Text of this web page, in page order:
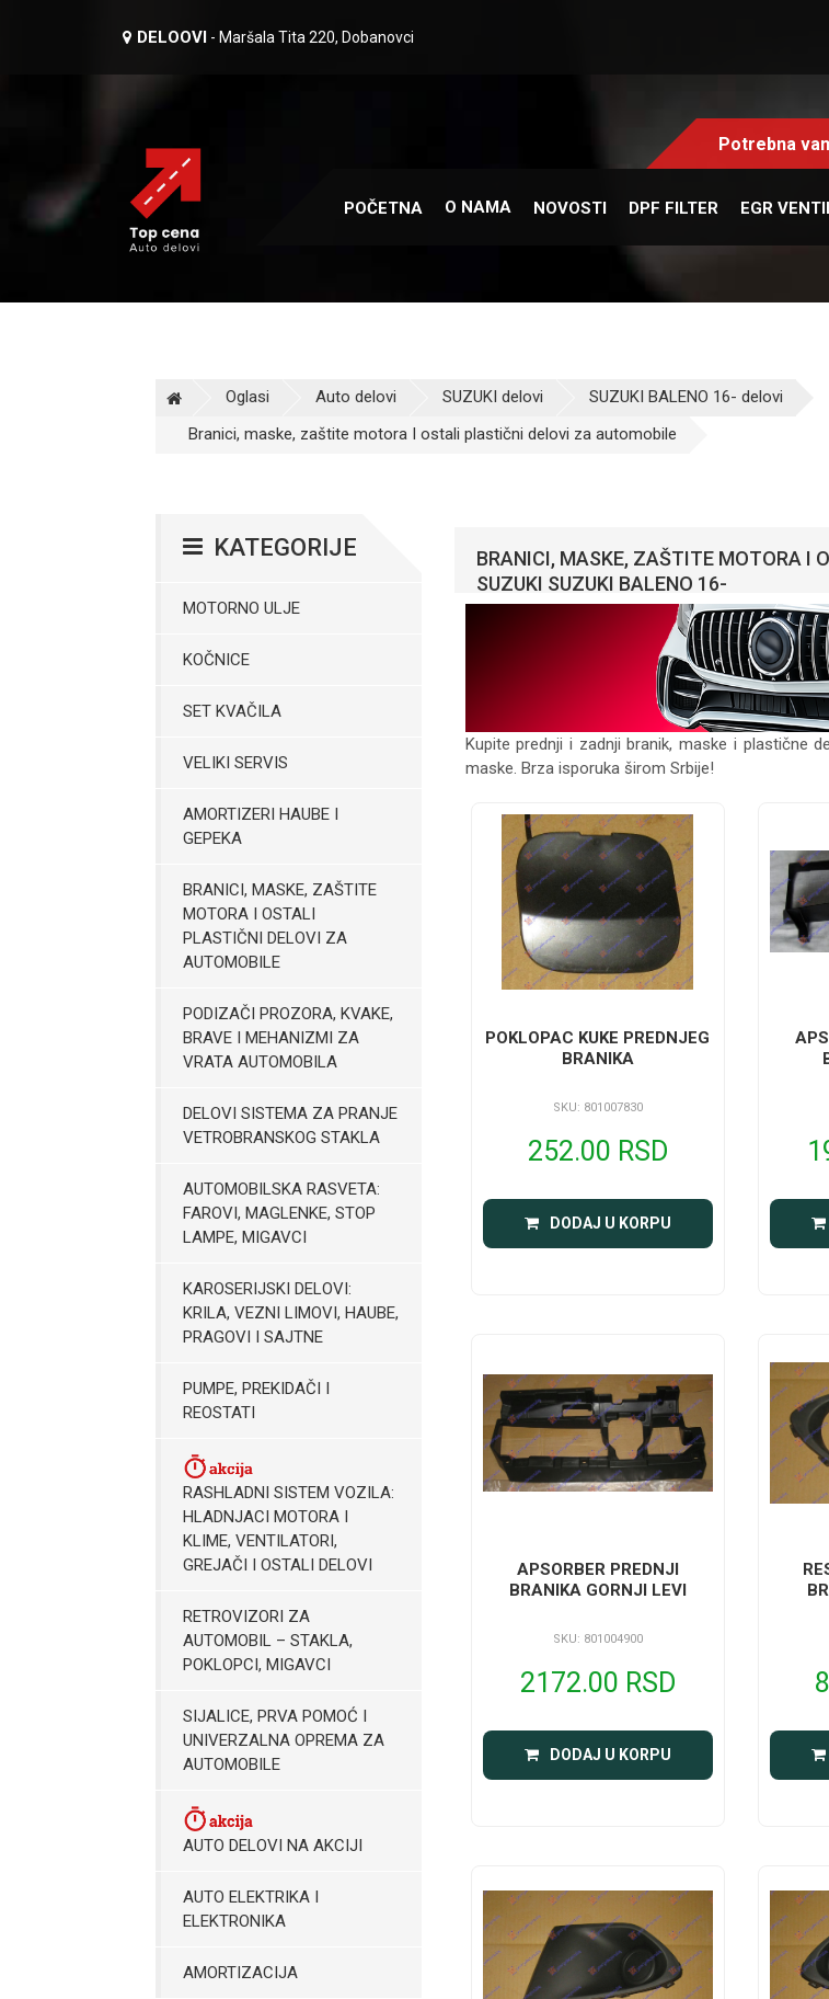
DELOOVI - Maršala Tita 220, Dobanovci
Potrebna
POČETNA O NAMA NOVOSTI DPF FILTER EGR
Oglasi Auto delovi SUZUKI delovi
SUZUKI BALENO 16- delovi
Branici, maske, zaštite motora I ostali plastični delovi za automobile
KATEGORIJE
MOTORNO ULJE
KOČNICE
SET KVAČILA
VELIKI SERVIS
AMORTIZERI HAUBE I
GEPEKA
BRANICI, MASKE, ZAŠTITE
MOTORA I OSTALI
PLASTIČNI DELOVI ZA
AUTOMOBILE
PODIZAČI PROZORA, KVAKE,
BRAVE I MEHANIZMI ZA
VRATA AUTOMOBILA
DELOVI SISTEMA ZA PRANJE
VETROBRANSKOG STAKLA
AUTOMOBILSKA RASVETA:
FAROVI, MAGLENKE, STOP
LAMPE, MIGAVCI
KAROSERIJSKI DELOVI:
KRILA, VEZNI LIMOVI, HAUBE,
PRAGOVI I SAJTNE
PUMPE, PREKIDAČI I
REOSTATI
RASHLADNI SISTEM VOZILA:
HLADNJACI MOTORA I
KLIME, VENTILATORI,
GREJAČI I OSTALI DELOVI
RETROVIZORI ZA
AUTOMOBIL – STAKLA,
POKLOPCI, MIGAVCI
SIJALICE, PRVA POMOĆ I
UNIVERZALNA OPREMA ZA
AUTOMOBILE
AUTO DELOVI NA AKCIJI
AUTO ELEKTRIKA I
ELEKTRONIKA
AMORTIZACIJA
BRANICI, MASKE, ZAŠTITE MOTORA I
SUZUKI SUZUKI BALENO 16-
Kupite prednji i zadnji branik, maske i plastične
maske. Brza isporuka širom Srbije!
POKLOPAC KUKE PREDNJEG
BRANIKA
SKU: 801007830
252.00 RSD
DODAJ U KORPU
APSORBER PREDNJI
BRANIKA GORNJI LEVI
SKU: 801004900
2172.00 RSD
DODAJ U KORPU